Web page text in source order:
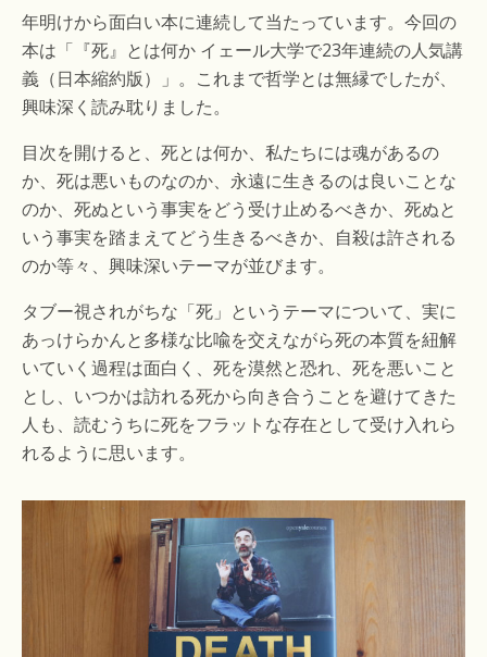
年明けから面白い本に連続して当たっています。今回の
本は「『死』とは何か イェール大学で23年連続の人気講
義（日本縮約版）」。これまで哲学とは無縁でしたが、
興味深く読み耽りました。
目次を開けると、死とは何か、私たちには魂があるの
か、死は悪いものなのか、永遠に生きるのは良いことな
のか、死ぬという事実をどう受け止めるべきか、死ぬと
いう事実を踏まえてどう生きるべきか、自殺は許される
のか等々、興味深いテーマが並びます。
タブー視されがちな「死」というテーマについて、実に
あっけらかんと多様な比喩を交えながら死の本質を紐解
いていく過程は面白く、死を漠然と恐れ、死を悪いこと
とし、いつかは訪れる死から向き合うことを避けてきた
人も、読むうちに死をフラットな存在として受け入れら
れるように思います。